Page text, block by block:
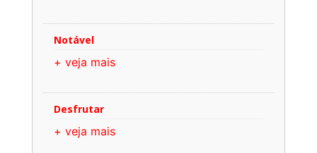
Notável
+ veja mais
Desfrutar
+ veja mais